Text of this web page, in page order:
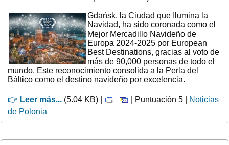
Gdańsk, la Ciudad que Ilumina la
Navidad, ha sido coronada como el
Mejor Mercadillo Navideño de
Europa 2024-2025 por European
Best Destinations, gracias al voto de
más de 90,000 personas de todo el
mundo. Este reconocimiento consolida a la Perla del
Báltico como el destino navideño por excelencia.
👉 Leer más... (5.04 KB) | | Puntuación 5 |
Noticias
de Polonia